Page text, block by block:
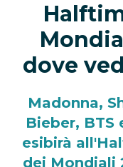
dove
Madonna,
Bieber,
esibirà
dei Mondiali